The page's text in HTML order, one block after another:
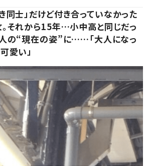
同士」だけど付き合っていなかった
それから15年…小中高と同じだっ
の“現在の姿”に……「大人になっ
愛い」